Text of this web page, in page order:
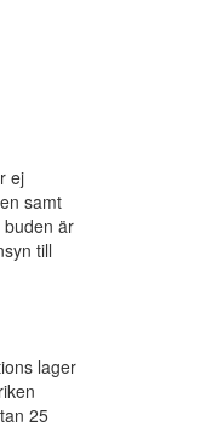
ej
samt
är
till
lager
25